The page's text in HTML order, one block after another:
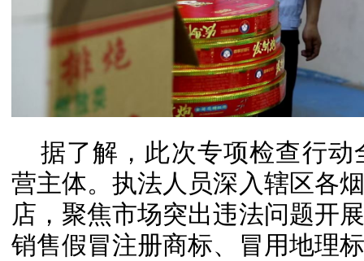
据了解，此次专项检查行
营主体。执法人员深入辖区各
店，聚焦市场突出违法问题开
销售假冒注册商标、冒用地理